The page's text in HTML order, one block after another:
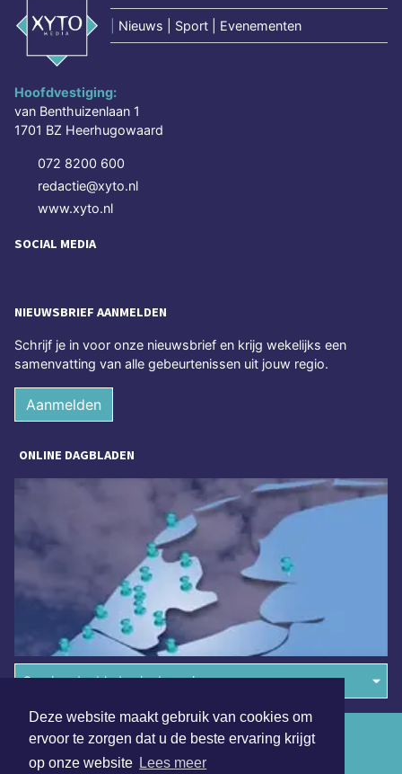
Deze website maakt gebruik van cookies om
ervoor te zorgen dat u de beste ervaring krijgt
op onze website Lees meer
Nieuws | Sport | Evenementen
Hoofdvestiging:
van Benthuizenlaan 1
1701 BZ Heerhugowaard
072 8200 600
redactie@xyto.nl
www.xyto.nl
SOCIAL MEDIA
NIEUWSBRIEF AANMELDEN
Schrijf je in voor onze nieuwsbrief en krijg wekelijks een
samenvatting van alle gebeurtenissen uit jouw regio.
Aanmelden
ONLINE DAGBLADEN
Overige dagbladen in de regio
Algemene voorwaarden
Disclaimer